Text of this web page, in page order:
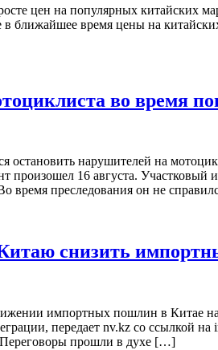
цен на популярных китайских
время цены на
во время
нарушителей на
произошел 16 августа.
время преследования он не
снизить
импортных пошлин в Китае
передает nv.kz со ссылкой
прошли в духе […]